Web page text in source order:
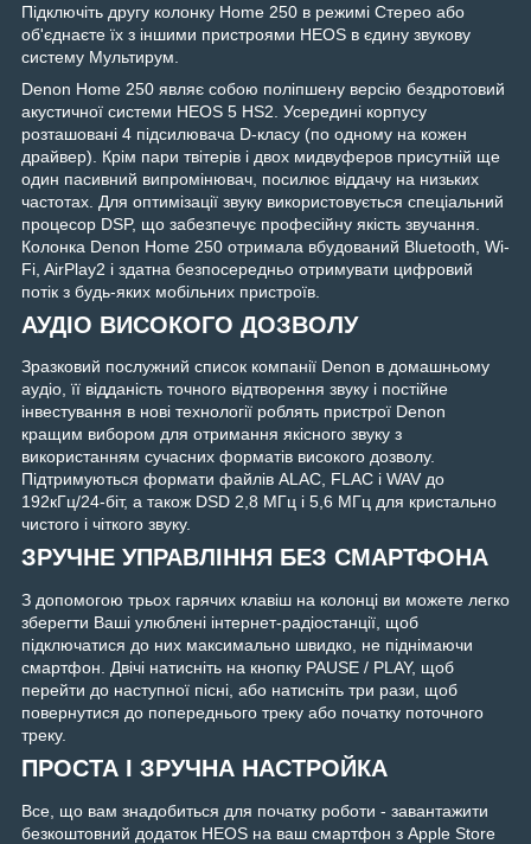
Підключіть другу колонку Home 250 в режимі Стерео або
об'єднаєте їх з іншими пристроями HEOS в єдину звукову
систему Мультирум.
Denon Home 250 являє собою поліпшену версію бездротовий
акустичної системи HEOS 5 HS2. Усередині корпусу
розташовані 4 підсилювача D-класу (по одному на кожен
драйвер). Крім пари твітерів і двох мидвуферов присутній ще
один пасивний випромінювач, посилює віддачу на низьких
частотах. Для оптимізації звуку використовується спеціальний
процесор DSP, що забезпечує професійну якість звучання.
Колонка Denon Home 250 отримала вбудований Bluetooth, Wi-
Fi, AirPlay2 і здатна безпосередньо отримувати цифровий
потік з будь-яких мобільних пристроїв.
АУДІО ВИСОКОГО ДОЗВОЛУ
Зразковий послужний список компанії Denon в домашньому
аудіо, її відданість точного відтворення звуку і постійне
інвестування в нові технології роблять пристрої Denon
кращим вибором для отримання якісного звуку з
використанням сучасних форматів високого дозволу.
Підтримуються формати файлів ALAC, FLAC і WAV до
192кГц/24-біт, а також DSD 2,8 МГц і 5,6 МГц для кристально
чистого і чіткого звуку.
ЗРУЧНЕ УПРАВЛІННЯ БЕЗ СМАРТФОНА
З допомогою трьох гарячих клавіш на колонці ви можете легко
зберегти Ваші улюблені інтернет-радіостанції, щоб
підключатися до них максимально швидко, не піднімаючи
смартфон. Двічі натисніть на кнопку PAUSE / PLAY, щоб
перейти до наступної пісні, або натисніть три рази, щоб
повернутися до попереднього треку або початку поточного
треку.
ПРОСТА І ЗРУЧНА НАСТРОЙКА
Все, що вам знадобиться для початку роботи - завантажити
безкоштовний додаток HEOS на ваш смартфон з Apple Store